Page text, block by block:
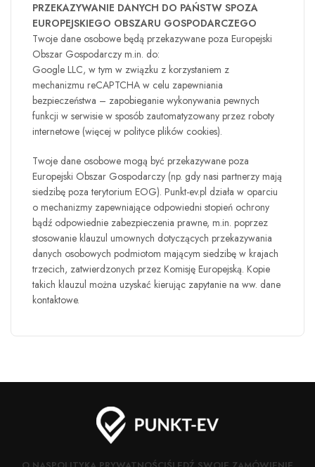
PRZEKAZYWANIE DANYCH DO PAŃSTW SPOZA
EUROPEJSKIEGO OBSZARU GOSPODARCZEGO
Twoje dane osobowe będą przekazywane poza Europejski
Obszar Gospodarczy m.in. do:
Google LLC, w tym w związku z korzystaniem z
mechanizmu reCAPTCHA w celu zapewniania
bezpieczeństwa – zapobieganie wykonywania pewnych
funkcji w serwisie w sposób zautomatyzowany przez roboty
internetowe (więcej w polityce plików cookies).
Twoje dane osobowe mogą być przekazywane poza
Europejski Obszar Gospodarczy (np. gdy nasi partnerzy mają
siedzibę poza terytorium EOG). Punkt-ev.pl działa w oparciu
o mechanizmy zapewniające odpowiedni stopień ochrony
bądź odpowiednie zabezpieczenia prawne, m.in. poprzez
stosowanie klauzul umownych dotyczących przekazywania
danych osobowych podmiotom mającym siedzibę w krajach
trzecich, zatwierdzonych przez Komisję Europejską. Kopie
takich klauzul można uzyskać kierując zapytanie na ww. dane
kontaktowe.